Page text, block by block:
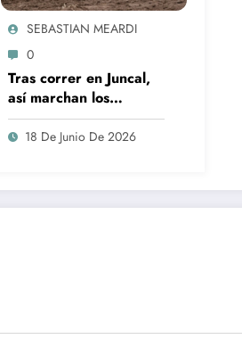
SEBASTIAN MEARDI
0
Tras correr en Juncal,
así marchan los
campeonatos en el
Karting Regional del
18 De Junio De 2026